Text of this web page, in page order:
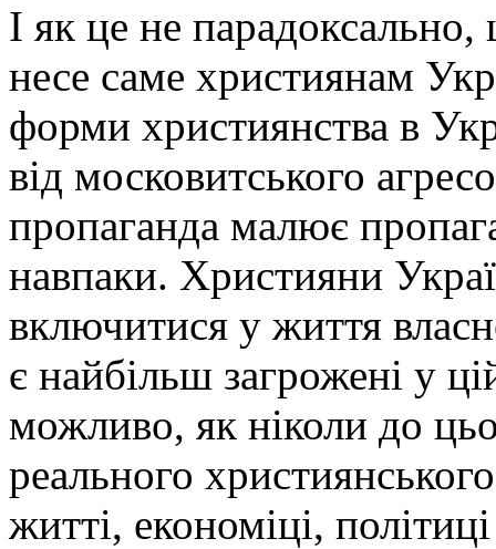
І як це не парадоксально,
несе саме християнам
форми християнства в
від московитського
пропаганда малює
навпаки. Християни
включитися у життя
є найбільш загрожені у
можливо, як ніколи до
реального
житті, економіці,